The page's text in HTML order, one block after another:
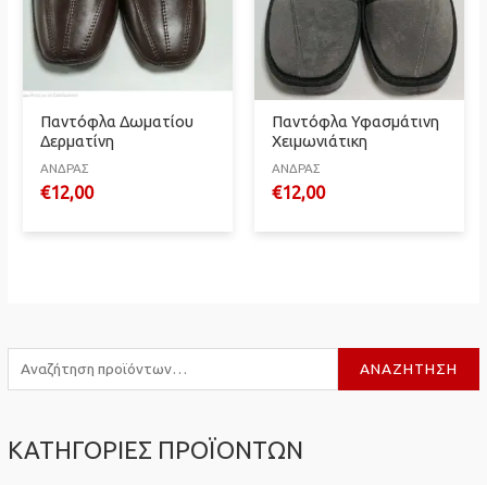
ν
ζ
ΑΝΑΖΉΤΗΣΗ
ΚΑΤΗΓΟΡΙΕΣ ΠΡΟΪΟΝΤΩΝ
Παντόφλα Δωματίου
Δερματίνη
ΑΝΔΡΑΣ
€12,00
Παντόφλα Υφασμάτινη
Χειμωνιάτικη
ΑΝΔΡΑΣ
€12,00